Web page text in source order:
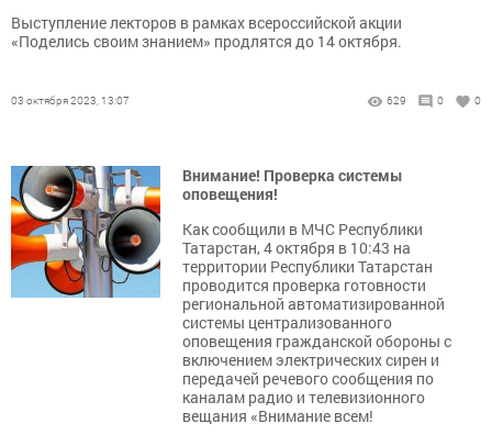
Выступление лекторов в рамках всероссийской акции
«Поделись своим знанием» продлятся до 14 октября.
03 октября 2023, 13:07 629 0 0
Внимание! Проверка системы
оповещения!
Как сообщили в МЧС Республики
Татарстан, 4 октября в 10:43 на
территории Республики Татарстан
проводится проверка готовности
региональной автоматизированной
системы централизованного
оповещения гражданской обороны с
включением электрических сирен и
передачей речевого сообщения по
каналам радио и телевизионного
вещания «Внимание всем!